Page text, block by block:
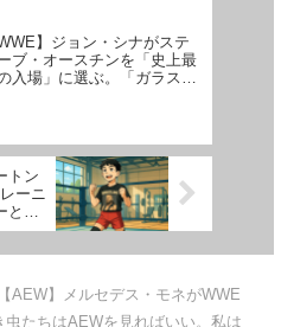
WWE】ジョン・シナがステ
ブ・オースチンを「史上最
入場」に選ぶ。「ガラスが
トン
ーニ
し
日も
【AEW】メルセデス・モネがWWE
たちはAEWを見ればいい。私は